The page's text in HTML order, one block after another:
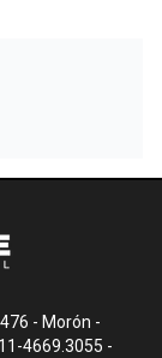
- Morón -
4669.3055 -